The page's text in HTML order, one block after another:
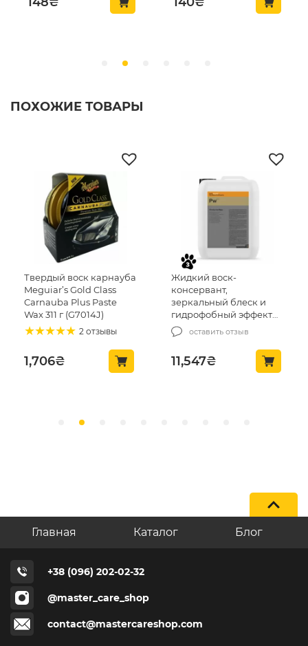
ПОХОЖИЕ ТОВАРЫ
Твердый воск карнауба
Meguiar’s Gold Class
Carnauba Plus Paste
Wax 311 г (G7014J)
2 отзывы
1,706₴
Жидкий воск-
консервант,
зеркальный блеск и
гидрофобный эффект
KochChemie
ProtectorWax 10 л
оставить отзыв
11,547₴
Главная Каталог Блог
+38 (096) 202-02-32
@master_care_shop
contact@mastercareshop.com